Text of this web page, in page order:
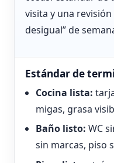
visita y una
desigual” de
Estándar de
Cocina lista:
migas, grasa
Baño listo: WC
sin marcas, piso